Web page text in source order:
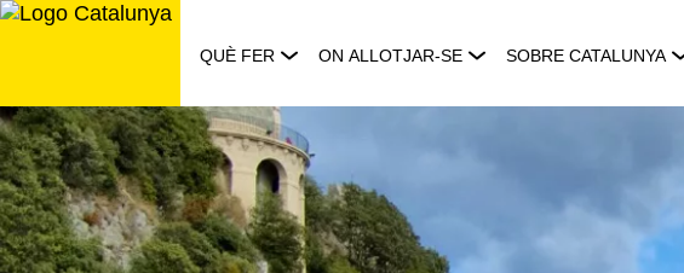
Saltar
QUÈ FER ON ALLOTJAR-SE SOBRE CATALUNYA